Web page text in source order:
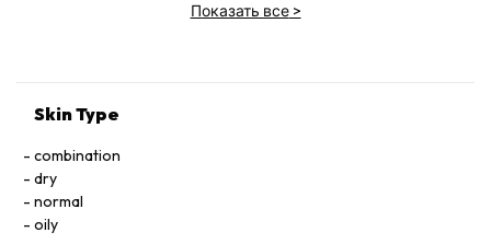
Показать все>
Skin Type
combination
dry
normal
oily